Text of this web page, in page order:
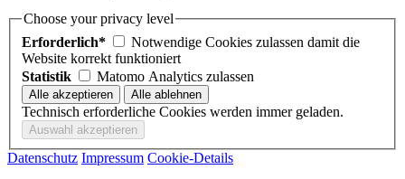
Choose your privacy level
Erforderlich*
Notwendige Cookies zulassen damit die
Website korrekt funktioniert
Statistik
Matomo Analytics zulassen
Technisch erforderliche Cookies werden immer geladen.
Datenschutz Impressum Cookie-Details